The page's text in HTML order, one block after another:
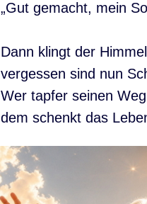
„Gut gemacht, mein
Dann klingt der
vergessen sind nun
Wer tapfer seinen
dem schenkt das